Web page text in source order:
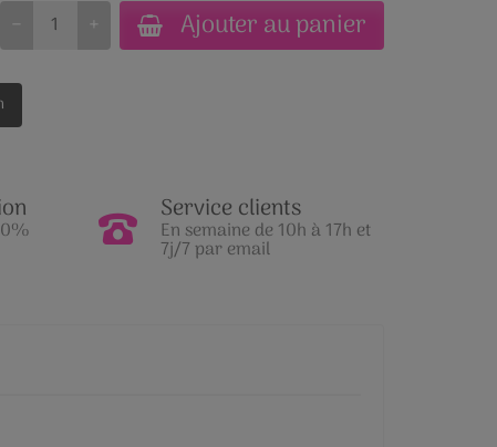
+
− Ajouter au panier
Service clients
En semaine de 10h à 17h et
7j/7 par email